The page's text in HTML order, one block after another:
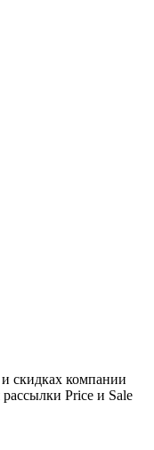
скидках компании
Price и Sale